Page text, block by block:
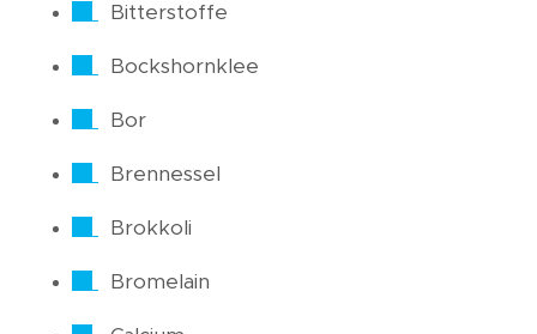
Bitterstoffe
Bockshornklee
Bor
Brennessel
Brokkoli
Bromelain